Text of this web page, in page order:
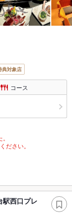
典対象店
コース
ださい。
西口プレ